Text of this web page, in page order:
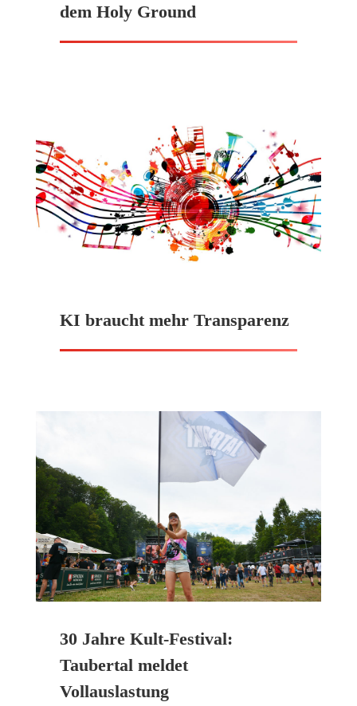
dem Holy Ground
KI braucht mehr Transparenz
30 Jahre Kult-Festival:
Taubertal meldet
Vollauslastung